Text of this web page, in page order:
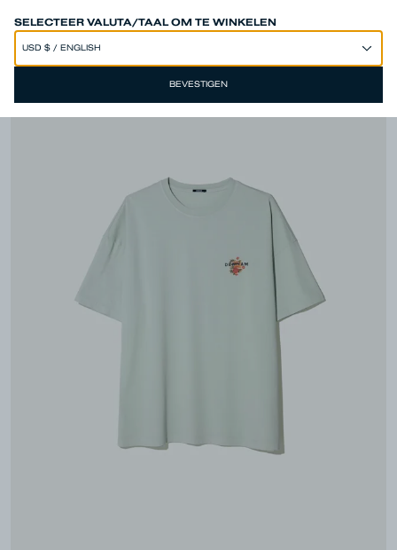
SELECTEER VALUTA/TAAL OM TE WINKELEN
BEVESTIGEN
SPEND 250€ OR MORE & GET EXTRA 10% OFF AT CHECKOUT